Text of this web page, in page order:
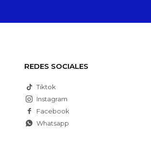
REDES SOCIALES
Tiktok
Facebook
Instagram
Whatsapp